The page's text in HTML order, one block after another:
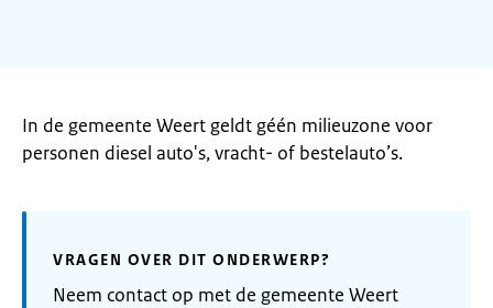
In de gemeente Weert geldt géén milieuzone voor
personen diesel auto's, vracht- of bestelauto’s.
VRAGEN OVER DIT ONDERWERP?
Neem contact op met de gemeente Weert